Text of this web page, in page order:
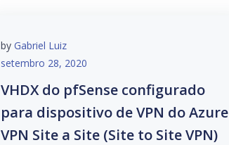
by Gabriel Luiz
setembro 28, 2020
VHDX do pfSense configurado
para dispositivo de VPN do Azure
VPN Site a Site (Site to Site VPN)